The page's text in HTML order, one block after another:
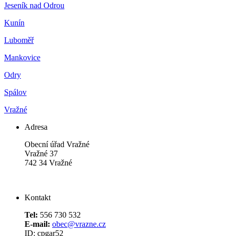
Jeseník nad Odrou
Kunín
Luboměř
Mankovice
Odry
Spálov
Vražné
Adresa
Obecní úřad Vražné
Vražné 37
742 34 Vražné
Kontakt
Tel: 556 730 532
E-mail: obec@vrazne.cz
ID: cpgar52